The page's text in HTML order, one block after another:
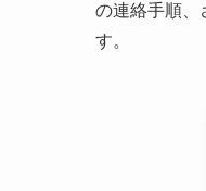
の連絡手順、
す。